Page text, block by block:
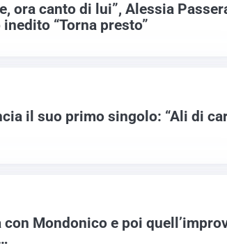
ora canto di lui”, Alessia
“Torna presto”
il suo primo singolo: “Ali di
con Mondonico e poi